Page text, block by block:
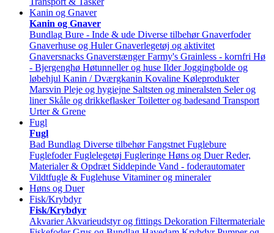
Kanin og Gnaver
Kanin og Gnaver
Bundlag Bure - Inde & ude Diverse tilbehør Gnaverfoder
Gnaverhuse og Huler Gnaverlegetøj og aktivitet
Gnaversnacks Gnaverstænger Farmy's Grainless - kornfri Hø
- Bjergenghø Høtunneller og huse Ilder Joggingbolde og
løbehjul Kanin / Dværgkanin Kovaline Køleprodukter
Marsvin Pleje og hygiejne Saltsten og mineralsten Seler og
liner Skåle og drikkeflasker Toiletter og badesand Transport
Urter & Grene
Fugl
Fugl
Bad Bundlag Diverse tilbehør Fangstnet Fuglebure
Fuglefoder Fuglelegetøj Fugleringe Høns og Duer Reder,
Materialer & Opdræt Siddepinde Vand - foderautomater
Vildtfugle & Fuglehuse Vitaminer og mineraler
Høns og Duer
Fisk/Krybdyr
Fisk/Krybdyr
Akvarier Akvarieudstyr og fittings Dekoration Filtermateriale